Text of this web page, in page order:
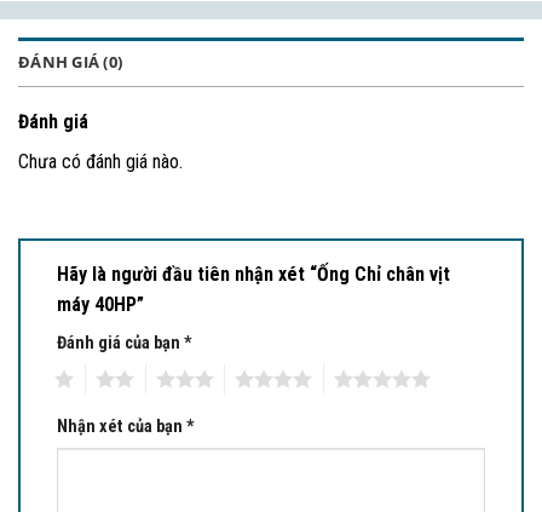
ĐÁNH GIÁ (0)
Đánh giá
Chưa có đánh giá nào.
Hãy là người đầu tiên nhận xét “Ống Chỉ chân vịt
máy 40HP”
Đánh giá của bạn *
Nhận xét của bạn *